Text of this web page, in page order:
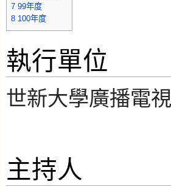
7 99年度
8 100年度
執行單位
世新大學廣播電
主持人